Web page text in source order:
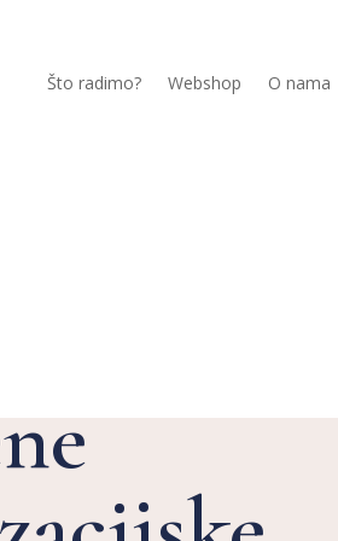
Što radimo? Webshop O nama